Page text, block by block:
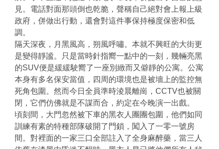
見。電話對面那頭倒也乾脆，聲稱自己絕對會上報上級
政府，併做出行動，還會對這件事保持極度保密和低
調。
隔天深夜，月黑風高，朔風呼嘯。本就不興旺的大街更
是變得靜謐。只是當時針指嚮一點中的一刻，幾輛亮黑
的SUV便是緩緩駛嚮了一座別緻而又僻靜的公寓。公寓
本身有多名保安當值，四周的環境也是被墻上的監控無
死角包圍。然而今日全員準時淩晨離崗，CCTV也被關
閉，它們仿佛就是不謀而合，約定在今晚演一出戲。
頃刻間，大門忽然被下車的黑衣人團團包圍，他們如同
訓練有素的特種部隊破開了門鎖，闖入了一零一號房
間。對裡面的一家三口全部註入了全身麻醉藥，當三人